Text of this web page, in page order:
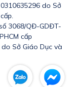
do Sở
3068/QĐ-GDĐT-
cấp
Sở Giáo Dục và